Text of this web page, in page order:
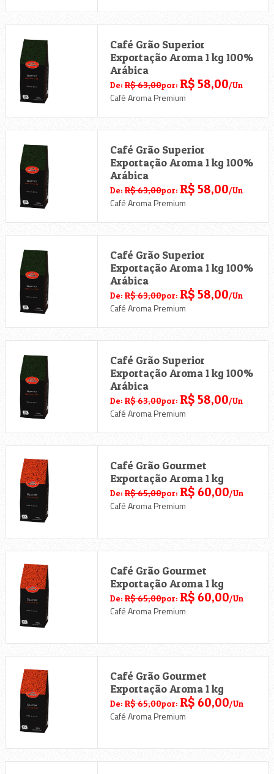
Café Grão Superior
Exportação Aroma 1 kg 100%
Arábica
De: R$ 63,00por: R$ 58,00/Un
Café Aroma Premium
Café Grão Superior
Exportação Aroma 1 kg 100%
Arábica
De: R$ 63,00por: R$ 58,00/Un
Café Aroma Premium
Café Grão Superior
Exportação Aroma 1 kg 100%
Arábica
De: R$ 63,00por: R$ 58,00/Un
Café Aroma Premium
Café Grão Superior
Exportação Aroma 1 kg 100%
Arábica
De: R$ 63,00por: R$ 58,00/Un
Café Aroma Premium
Café Grão Gourmet
Exportação Aroma 1 kg
De: R$ 65,00por: R$ 60,00/Un
Café Aroma Premium
Café Grão Gourmet
Exportação Aroma 1 kg
De: R$ 65,00por: R$ 60,00/Un
Café Aroma Premium
Café Grão Gourmet
Exportação Aroma 1 kg
De: R$ 65,00por: R$ 60,00/Un
Café Aroma Premium